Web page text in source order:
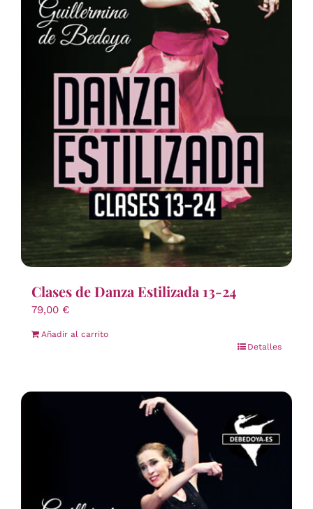
Clases de Danza Estilizada 13-24
79,00 €
Añadir al carrito
Detalles